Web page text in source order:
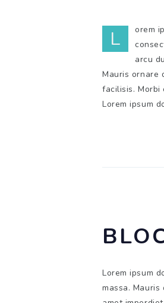
L
orem
arcu
Mauris ornare
facilisis.
Lorem ipsum
Lorem ipsum
massa.